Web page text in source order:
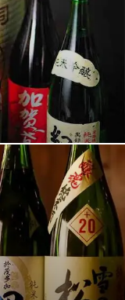
約10種類、季節もの
揃えております。春
。全国から、当店
プレミア銘柄もあ
。
した日本酒を常時15
滅多にお目にかかれ
。飲み放題プラン
彩な魚料理とともに